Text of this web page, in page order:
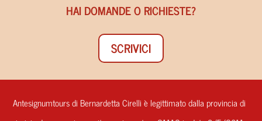
HAI DOMANDE O RICHIESTE?
SCRIVICI
Antesignumtours di Bernardetta Cirelli è legittimato dalla provincia di